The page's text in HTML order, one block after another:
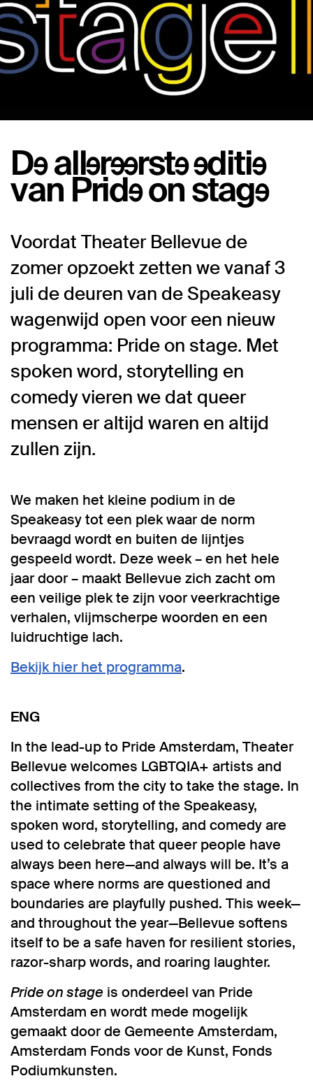
De allereerste editie
van Pride on stage
Voordat Theater Bellevue de
zomer opzoekt zetten we vanaf 3
juli de deuren van de Speakeasy
wagenwijd open voor een nieuw
programma: Pride on stage. Met
spoken word, storytelling en
comedy vieren we dat queer
mensen er altijd waren en altijd
zullen zijn.
We maken het kleine podium in de
Speakeasy tot een plek waar de norm
bevraagd wordt en buiten de lijntjes
gespeeld wordt. Deze week – en het hele
jaar door – maakt Bellevue zich zacht om
een veilige plek te zijn voor veerkrachtige
verhalen, vlijmscherpe woorden en een
luidruchtige lach.
Bekijk hier het programma.
ENG
In the lead-up to Pride Amsterdam, Theater
Bellevue welcomes LGBTQIA+ artists and
collectives from the city to take the stage. In
the intimate setting of the Speakeasy,
spoken word, storytelling, and comedy are
used to celebrate that queer people have
always been here—and always will be. It’s a
space where norms are questioned and
boundaries are playfully pushed. This week—
and throughout the year—Bellevue softens
itself to be a safe haven for resilient stories,
razor-sharp words, and roaring laughter.
Pride on stage is onderdeel van Pride
Amsterdam en wordt mede mogelijk
gemaakt door de Gemeente Amsterdam,
Amsterdam Fonds voor de Kunst, Fonds
Podiumkunsten.